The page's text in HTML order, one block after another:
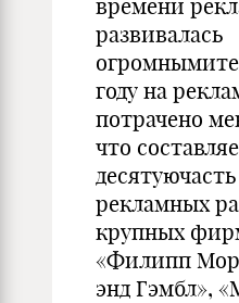
времени
развивалась
году на
потрачено
что
рекламных
крупных
«Филипп
энд Гэмбл»,